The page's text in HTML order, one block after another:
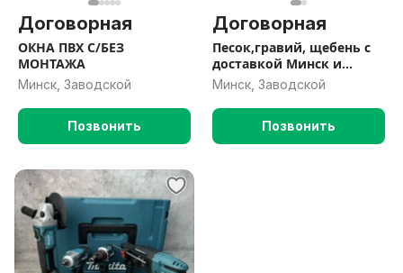
Договорная
ОКНА ПВХ С/БЕЗ
МОНТАЖА
Минск, Заводской
Позвонить
Договорная
Песок,гравий, щебень с
доставкой Минск и
Минский район
Минск, Заводской
Позвонить